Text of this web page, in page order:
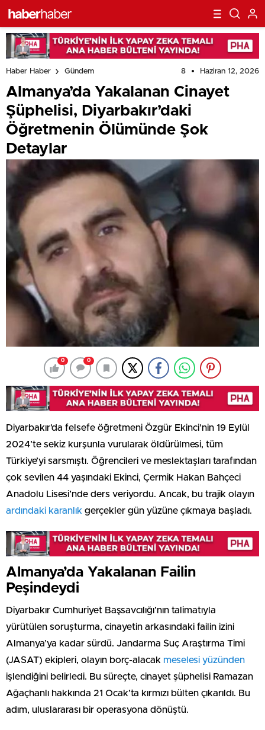
Haber Haber Gündem 8 Haziran 12, 2026
Almanya’da Yakalanan Cinayet
Şüphelisi, Diyarbakır’daki
Öğretmenin Ölümünde Şok
Detaylar
0 0
Diyarbakır’da felsefe öğretmeni Özgür Ekinci’nin 19 Eylül
2024’te sekiz kurşunla vurularak öldürülmesi, tüm
Türkiye’yi sarsmıştı. Öğrencileri ve meslektaşları tarafından
çok sevilen 44 yaşındaki Ekinci, Çermik Hakan Bahçeci
Anadolu Lisesi’nde ders veriyordu. Ancak, bu trajik olayın
ardındaki karanlık gerçekler gün yüzüne çıkmaya başladı.
Almanya’da Yakalanan Failin
Peşindeydi
Diyarbakır Cumhuriyet Başsavcılığı’nın talimatıyla
yürütülen soruşturma, cinayetin arkasındaki failin izini
Almanya’ya kadar sürdü. Jandarma Suç Araştırma Timi
(JASAT) ekipleri, olayın borç-alacak meselesi yüzünden
işlendiğini belirledi. Bu süreçte, cinayet şüphelisi Ramazan
Ağaçhanlı hakkında 21 Ocak’ta kırmızı bülten çıkarıldı. Bu
adım, uluslararası bir operasyona dönüştü.